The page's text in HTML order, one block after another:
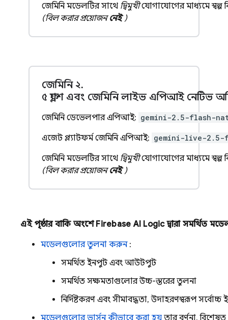
জেমিনি মডেলটির সাথে দ্বিমুখীযোগাযোগের মাধ্যমে স্বল্প
(বিল করার প্রয়োজননেই)
জেমিনি ২.
৫ ফ্ল্যাশ এবং জেমিনি লাইভ এপিআই নেটিভ
জেমিনি ডেভেলপার এপিআই: gemini-2.5-flash-
এজেন্ট প্ল্যাটফর্ম জেমিনি এপিআই: gemini-live-2.5-
জেমিনি মডেলটির সাথে দ্বিমুখীযোগাযোগের মাধ্যমে স্বল্প
(বিল করার প্রয়োজননেই)
এই পৃষ্ঠার বাকি অংশেFirebase AI Logicদ্বারা সমর্থিত
মডেলগুলোর তুলনা করুন:
সমর্থিত ইনপুট এবং আউটপুট
সমর্থিত সক্ষমতাগুলোর উচ্চ-স্তরের তুলনা
নির্দিষ্টকরণ এবং সীমাবদ্ধতা, উদাহরণস্বরূপ
মডেলগুলোর ভার্সন কীভাবে করা হয় তার বর্ণনা,